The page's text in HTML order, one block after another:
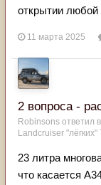
открытии любой
11 марта 2025
2 вопроса -
Robinsons ответил
Landcruiser
23 литра
что касается